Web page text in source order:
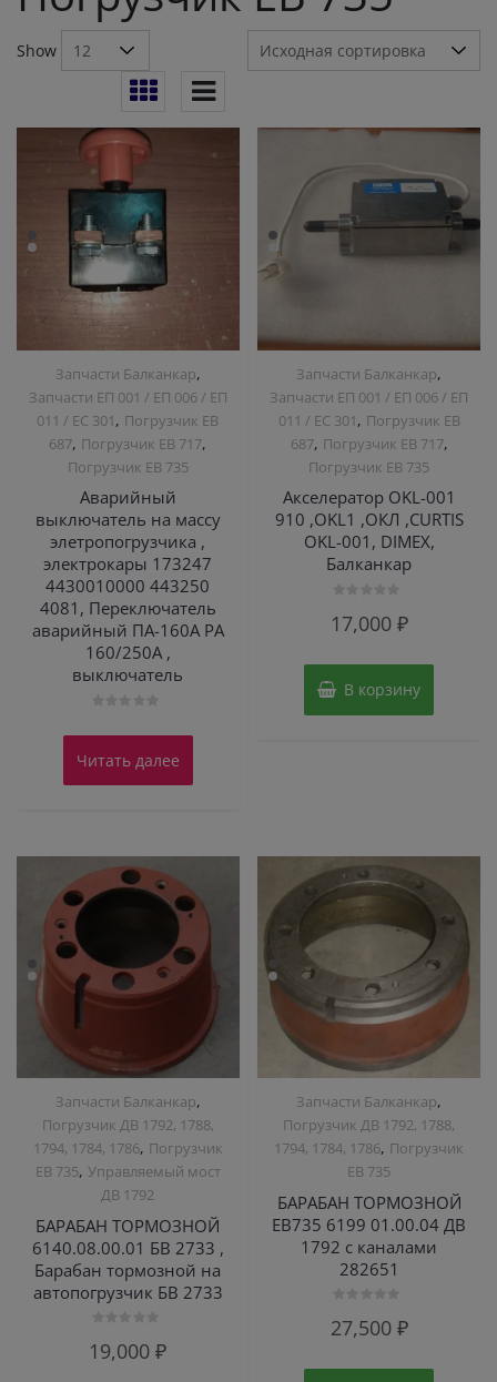
Show
Запчасти Балканкар,
Запчасти ЕП 001 / ЕП 006 / ЕП
011 / ЕС 301 , Погрузчик ЕВ
687, Погрузчик ЕВ 717,
Погрузчик ЕВ 735
Аварийный
выключатель на массу
элетропогрузчика ,
электрокары 173247
4430010000 443250
4081, Переключатель
аварийный ПА-160А РА
160/250А ,
выключатель
0
5
Читать далее
Запчасти Балканкар,
Запчасти ЕП 001 / ЕП 006 / ЕП
011 / ЕС 301 , Погрузчик ЕВ
687, Погрузчик ЕВ 717,
Погрузчик ЕВ 735
Акселератор OKL-001
910 ,OKL1 ,ОКЛ ,CURTIS
OKL-001, DIMEX,
Балканкар
017,000 ₽
В корзину
Запчасти Балканкар,
Погрузчик ДВ 1792, 1788,
1794, 1784, 1786, Погрузчик
ЕВ 735, Управляемый мост
ДВ 1792
БАРАБАН ТОРМОЗНОЙ
6140.08.00.01 БВ 2733 ,
Барабан тормозной на
автопогрузчик БВ 2733
019,000₽
Запчасти Балканкар,
Погрузчик ДВ 1792, 1788,
1794, 1784, 1786, Погрузчик
ЕВ 735
БАРАБАН ТОРМОЗНОЙ
ЕВ735 6199 01.00.04 ДВ
1792 с каналами
282651
0
27,500 ₽